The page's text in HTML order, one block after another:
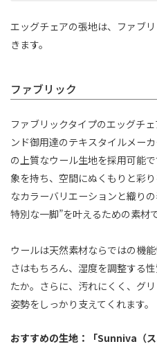
エッグチェアの張地は、ファブ
きます。
ファブリック
ファブリックタイプのエッグチ
ンド御用達のテキスタイルメー
の上質なウール生地を採用可能
象を持ち、空間にぬくもりと彩
なカラーバリエーションと織り
特別な一脚”を叶えるための素材で
ウールは天然素材ならではの機
さはもちろん、湿度を調整する
たか。さらに、汚れにくく、グ
姿勢をしっかり支えてくれます。
おすすめの生地：「Sunniva（ス